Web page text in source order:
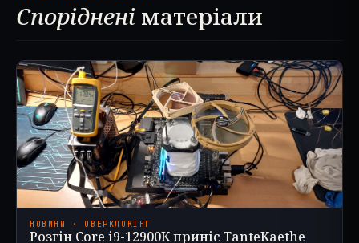
Споріднені матеріали
НОВИНИ · ОВЕРКЛОКІНГ
Розгін Core i9-12900K приніс TanteKaethe